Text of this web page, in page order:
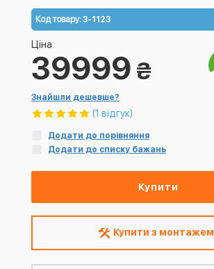
Код товару:3-1123
Ціна
39999 ₴
Знайшли дешевше?
(1 відгук)
Додати до порівняння
Додати до списку бажань
Купити
Купити з монтажем